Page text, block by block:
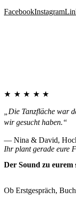
FacebookInstagram
★★★★★
„Die Tanzfläche war
wir gesucht haben.“
— Nina & David,
Ihr plant gerade eure
Der Sound zu eurem
Ob Erstgespräch,